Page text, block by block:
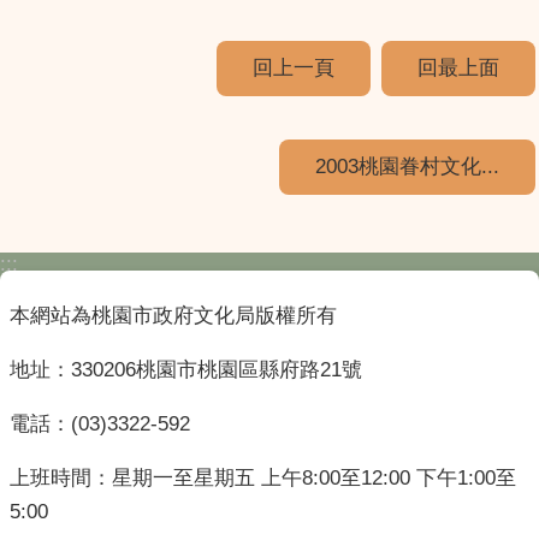
回上一頁 回最上面
2003桃園眷村文化...
:::
本網站為桃園市政府文化局版權所有
地址：330206桃園市桃園區縣府路21號
電話：(03)3322-592
上班時間：星期一至星期五 上午8:00至12:00 下午1:00至
5:00